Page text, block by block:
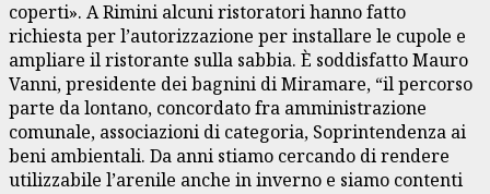
coperti». A Rimini alcuni ristoratori hanno fatto
richiesta per l’autorizzazione per installare le cupole e
ampliare il ristorante sulla sabbia. È soddisfatto Mauro
Vanni, presidente dei bagnini di Miramare, “il percorso
parte da lontano, concordato fra amministrazione
comunale, associazioni di categoria, Soprintendenza ai
beni ambientali. Da anni stiamo cercando di rendere
utilizzabile l’arenile anche in inverno e siamo contenti